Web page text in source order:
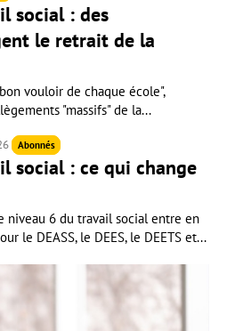
social : des
le retrait de la
vouloir de chaque école",
"massifs" de la...
Abonnés
social : ce qui change
niveau 6 du travail social entre en
le DEASS, le DEES, le DEETS et...